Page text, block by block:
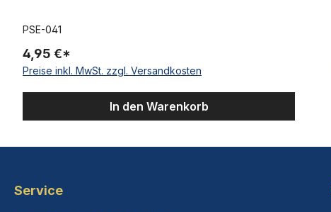
PSE-041
4,95 €*
Preise inkl. MwSt. zzgl. Versandkosten
In den Warenkorb
Service